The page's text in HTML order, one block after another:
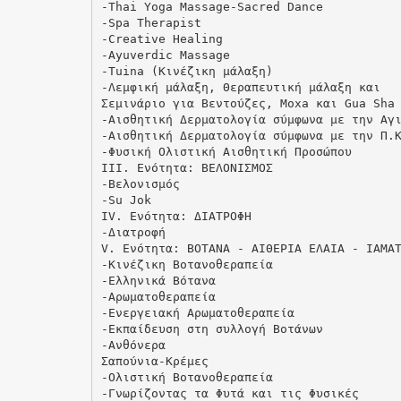
-Thai Yoga Massage-Sacred Dance
-Spa Therapist
-Creative Healing
-Ayuverdic Massage
-Tuina (Κινέζικη μάλαξη)
-Λεμφική μάλαξη, Θεραπευτική μάλαξη και
Σεμινάριο για Βεντούζες, Moxa και Gua Sha
-Αισθητική Δερματολογία σύμφωνα με την
-Αισθητική Δερματολογία σύμφωνα με την
-Φυσική Ολιστική Αισθητική Προσώπου
ΙΙΙ. Ενότητα: ΒΕΛΟΝΙΣΜΟΣ
-Βελονισμός
-Su Jok
ΙV. Ενότητα: ΔΙΑΤΡΟΦΗ
-Διατροφή
V. Ενότητα: ΒΟΤΑΝΑ - ΑΙΘΕΡΙΑ ΕΛΑΙΑ -
-Κινέζικη Βοτανοθεραπεία
-Ελληνικά Βότανα
-Αρωματοθεραπεία
-Ενεργειακή Αρωματοθεραπεία
-Εκπαίδευση στη συλλογή Βοτάνων
-Ανθόνερα
Σαπούνια-Κρέμες
-Ολιστική Βοτανοθεραπεία
-Γνωρίζοντας τα Φυτά και τις Φυσικές